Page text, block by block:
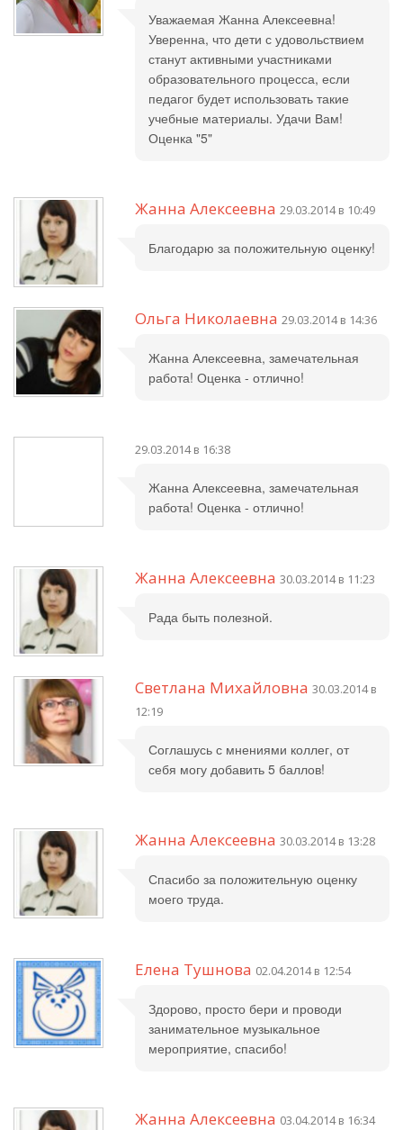
Уважаемая Жанна Алексеевна!
Уверенна, что дети с удовольствием
станут активными участниками
образовательного процесса, если
педагог будет использовать такие
учебные материалы. Удачи Вам!
Оценка "5"
Жанна Алексеевна 29.03.2014 в 10:49
Благодарю за положительную оценку!
Ольга Николаевна 29.03.2014 в 14:36
Жанна Алексеевна, замечательная
работа! Оценка - отлично!
29.03.2014 в 16:38
Жанна Алексеевна, замечательная
работа! Оценка - отлично!
Жанна Алексеевна 30.03.2014 в 11:23
Рада быть полезной.
Светлана Михайловна 30.03.2014 в
12:19
Соглашусь с мнениями коллег, от
себя могу добавить 5 баллов!
Жанна Алексеевна 30.03.2014 в 13:28
Спасибо за положительную оценку
моего труда.
Елена Тушнова 02.04.2014 в 12:54
Здорово, просто бери и проводи
занимательное музыкальное
мероприятие, спасибо!
Жанна Алексеевна 03.04.2014 в 16:34